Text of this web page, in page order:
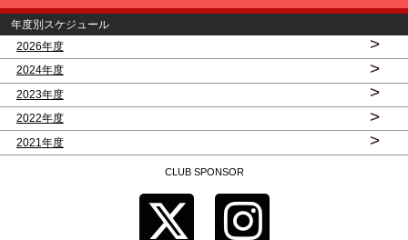
年度別スケジュール
2026年度
>
2024年度 >
2023年度 >
2022年度 >
2021年度 >
CLUB SPONSOR